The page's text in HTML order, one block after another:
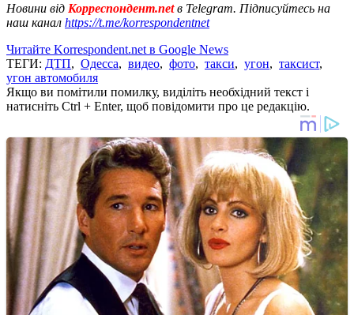
Новини від Корреспондент.netв Telegram. Підписуйтесь на
наш канал https://t.me/korrespondentnet
Читайте Korrespondent.net в Google News
ТЕГИ: ДТП, Одесса, видео, фото, такси, угон, таксист,
угон автомобиля
Якщо ви помітили помилку, виділіть необхідний текст і
натисніть Ctrl + Enter, щоб повідомити про це редакцію.